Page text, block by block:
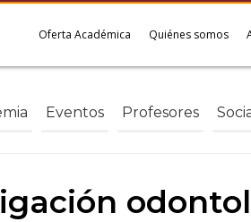
Oferta Académica Quiénes somos
Eventos Profesores